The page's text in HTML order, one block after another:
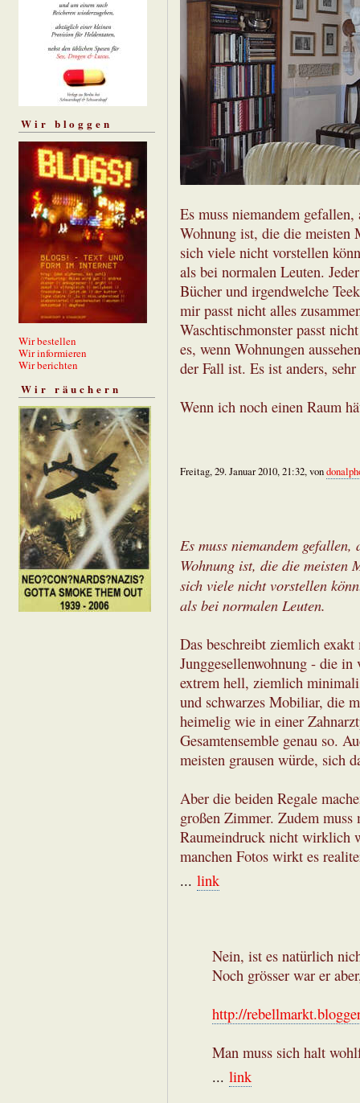
Wir bloggen
Wir bestellen
Wir informieren
Wir berichten
Wir räuchern
Es muss niemandem
Wohnung ist, die die meisten
sich viele nicht vorstellen
als bei normalen Leuten.
Bücher und irgendwelche
mir passt nicht alles
Waschtischmonster passt
es, wenn Wohnungen
der Fall ist. Es ist anders,
Wenn ich noch einen Raum
Freitag, 29. Januar 2010, 21:32, von
Es muss niemandem gefallen,
Wohnung ist, die die meisten
sich viele nicht vorstellen
als bei normalen Leuten.
Das beschreibt ziemlich
Junggesellenwohnung - die
extrem hell, ziemlich
und schwarzes Mobiliar, die
heimelig wie in einer
Gesamtensemble genau so.
meisten grausen würde, sich
Aber die beiden Regale
großen Zimmer. Zudem muss
Raumeindruck nicht wirklich
manchen Fotos wirkt es
... link
Nein, ist es natürlich
Noch grösser war er
http://
Man muss sich halt
... link